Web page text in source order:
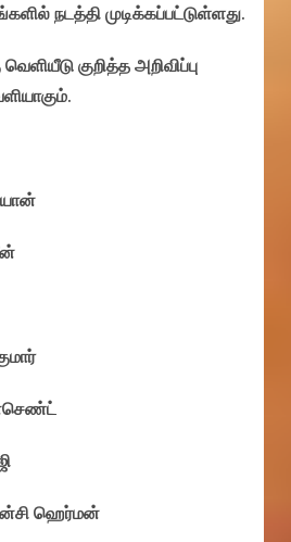
நடத்தி முடிக்கப்பட்டுள்ளது.
குறித்த அறிவிப்பு
ஹெர்மன்